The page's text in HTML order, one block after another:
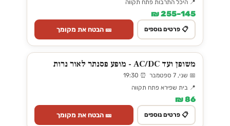
📍 היכל התרבות פתח תקווה
145–255 ₪
📋 פרטים נוספים 🎫 הבטח את מקומך
משופן ועד AC/DC - מופע פסנתר לאור נרות
📅 שני, 7 ספטמבר ⏰ 19:30
📍 בית שפירא פתח תקווה
86 ₪
📋 פרטים נוספים 🎫 הבטח את מקומך